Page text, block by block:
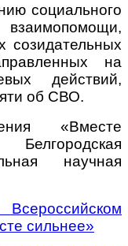
социального
взаимопомощи,
созидательных
на
действий,
об СВО.
«Вместе
научная
сильнее»